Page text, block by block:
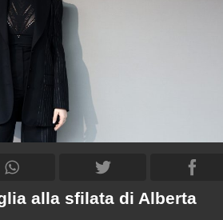
alla sfilata di Alberta